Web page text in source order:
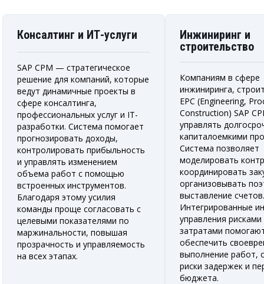
Консалтинг и ИТ-услуги
SAP CPM — стратегическое
решение для компаний, которые
ведут динамичные проекты в
сфере консалтинга,
профессиональных услуг и IT-
разработки. Система помогает
прогнозировать доходы,
контролировать прибыльность
и управлять изменением
объема работ с помощью
встроенных инструментов.
Благодаря этому усилия
команды проще согласовать с
целевыми показателями по
маржинальности, повышая
прозрачность и управляемость
на всех этапах.
Инжиниринг и
строительство
Компаниям в сфере
инжиниринга,
EPC (Engineering,
Construction) SAP
управлять
капиталоемкими
Система позволяет
моделировать
координировать
организовывать
выставление счетов.
Интегрированные
управления рисками
затратами
обеспечить
выполнение работ,
риски задержек и
бюджета.